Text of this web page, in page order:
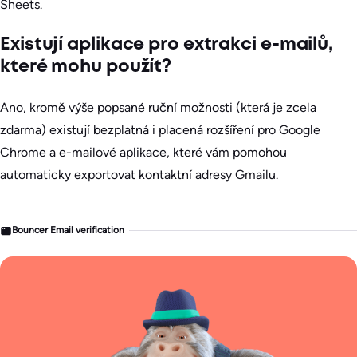
Sheets.
Existují aplikace pro extrakci e-mailů,
které mohu použít?
Ano, kromě výše popsané ruční možnosti (která je zcela
zdarma) existují bezplatná i placená rozšíření pro Google
Chrome a e-mailové aplikace, které vám pomohou
automaticky exportovat kontaktní adresy Gmailu.
Bouncer Email verification